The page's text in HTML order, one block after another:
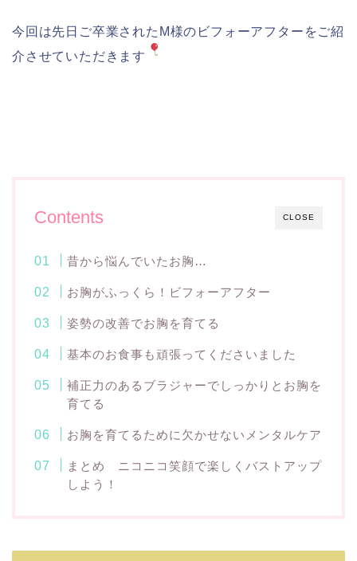
今回は先日ご卒業されたM様のビフォーアフターをご紹
介させていただきます
CLOSE
Contents
昔から悩んでいたお胸…
お胸がふっくら！ビフォーアフター
姿勢の改善でお胸を育てる
基本のお食事も頑張ってくださいました
補正力のあるブラジャーでしっかりとお胸を
育てる
お胸を育てるために欠かせないメンタルケア
まとめ ニコニコ笑顔で楽しくバストアップ
しよう！